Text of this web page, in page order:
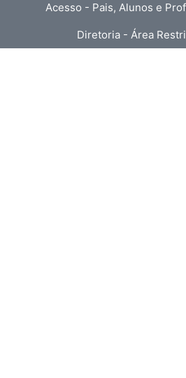
Acesso - Pais, Alunos e
Diretoria - Área